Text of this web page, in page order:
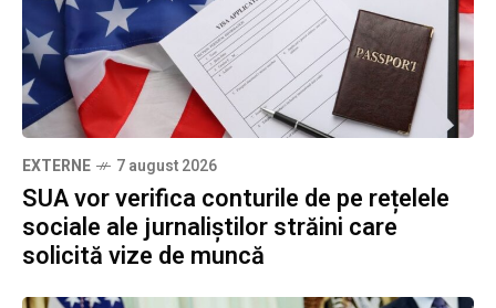
EXTERNE 7 august 2026
SUA vor verifica conturile de pe rețelele
sociale ale jurnaliștilor străini care
solicită vize de muncă